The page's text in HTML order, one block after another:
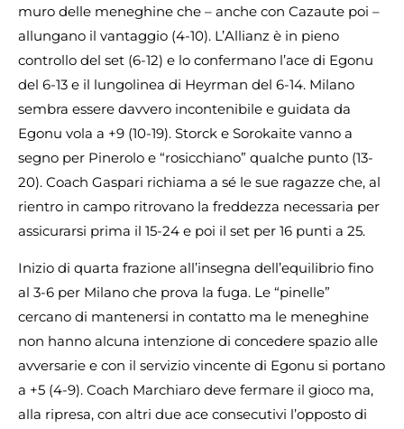
muro delle meneghine che – anche con Cazaute poi –
allungano il vantaggio (4-10). L’Allianz è in pieno
controllo del set (6-12) e lo confermano l’ace di Egonu
del 6-13 e il lungolinea di Heyrman del 6-14. Milano
sembra essere davvero incontenibile e guidata da
Egonu vola a +9 (10-19). Storck e Sorokaite vanno a
segno per Pinerolo e “rosicchiano” qualche punto (13-
20). Coach Gaspari richiama a sé le sue ragazze che, al
rientro in campo ritrovano la freddezza necessaria per
assicurarsi prima il 15-24 e poi il set per 16 punti a 25.
Inizio di quarta frazione all’insegna dell’equilibrio fino
al 3-6 per Milano che prova la fuga. Le “pinelle”
cercano di mantenersi in contatto ma le meneghine
non hanno alcuna intenzione di concedere spazio alle
avversarie e con il servizio vincente di Egonu si portano
a +5 (4-9). Coach Marchiaro deve fermare il gioco ma,
alla ripresa, con altri due ace consecutivi l’opposto di